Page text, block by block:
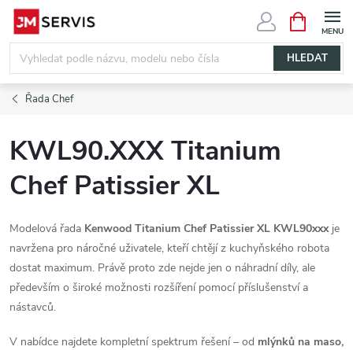
Přejít
obsah
HLEDAT
NÁKUPNÍ
KOŠÍK
Řada Chef
KWL90.XXX Titanium
Chef Patissier XL
Modelová řada Kenwood Titanium Chef Patissier XL KWL90xxxje
navržena pro náročné uživatele, kteří chtějí z kuchyňského robota
dostat maximum. Právě proto zde nejde jen o náhradní díly, ale
především o široké možnosti rozšíření pomocí příslušenství a
nástavců.
V nabídce najdete kompletní spektrum řešení – od mlýnků na maso,